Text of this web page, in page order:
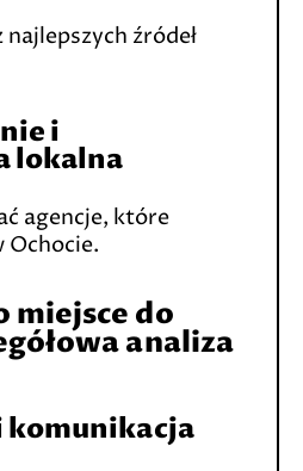
źródeł
i
lokalna
agencje, które
Ochocie.
miejsce do
analiza
komunikacja